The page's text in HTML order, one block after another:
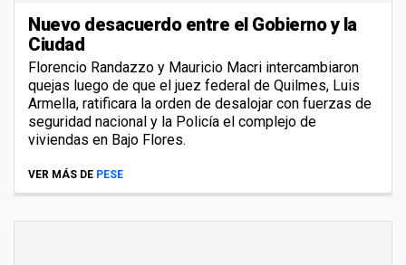
Nuevo desacuerdo entre el Gobierno y la
Ciudad
Florencio Randazzo y Mauricio Macri intercambiaron
quejas luego de que el juez federal de Quilmes, Luis
Armella, ratificara la orden de desalojar con fuerzas de
seguridad nacional y la Policía el complejo de
viviendas en Bajo Flores.
VER MÁS DE PESE